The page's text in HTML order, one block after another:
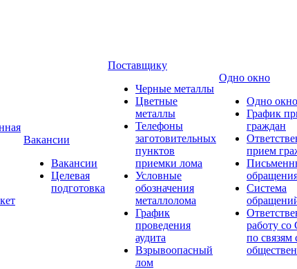
Вакансии
Вакансии
Целевая
подготовка
Поставщику
Черные металлы
Цветные
металлы
Телефоны
заготовительных
пунктов
приемки лома
Условные
обозначения
металлолома
График
проведения
аудита
Взрывоопасный
лом
Одно окно
Одно окно
График
граждан
прием
Система
работу
по связям